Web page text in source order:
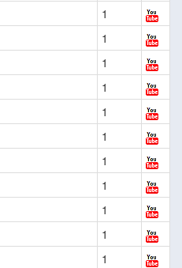
1
1
1
1
1
1
1
1
1
1
1